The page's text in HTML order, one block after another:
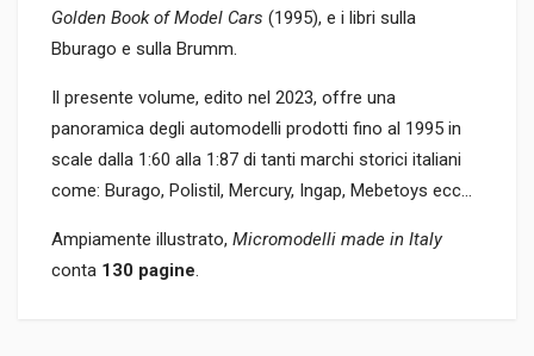
Golden Book of Model Cars (1995), e i libri sulla
Bburago e sulla Brumm.
Il presente volume, edito nel 2023, offre una
panoramica degli automodelli prodotti fino al 1995 in
scale dalla 1:60 alla 1:87 di tanti marchi storici italiani
come: Burago, Polistil, Mercury, Ingap, Mebetoys ecc...
Ampiamente illustrato, Micromodelli made in Italy
conta 130 pagine.